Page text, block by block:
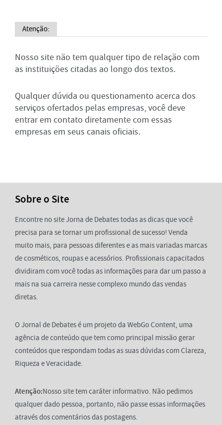
Atenção:
Nosso site não tem qualquer tipo de relação com
as instituições citadas ao longo dos textos.
Qualquer dúvida ou questionamento acerca dos
serviços ofertados pelas empresas, você deve
entrar em contato diretamente com essas
empresas em seus canais oficiais.
Sobre o Site
Encontre no site Jorna de Debates todas as dicas que você
precisa para se tornar um profissional de sucesso! Venda
muito mais, para pessoas diferentes e as mais variadas marcas
de cosméticos, roupas e acessórios. Profissionais capacitados
dividiram com você todas as informações para dar um passo a
mais na sua carreira nesse complexo mundo das vendas
diretas.
O Jornal de Debates é um projeto da WebGo Content, uma
agência de conteúdo que tem como principal missão gerar
conteúdos que respondam todas as suas dúvidas com Clareza,
Riqueza e Veracidade.
Atenção:Nosso site tem caráter informativo. Não pedimos
qualquer dado pessoa, portanto, não passe essas informações
através dos comentários das postagens.